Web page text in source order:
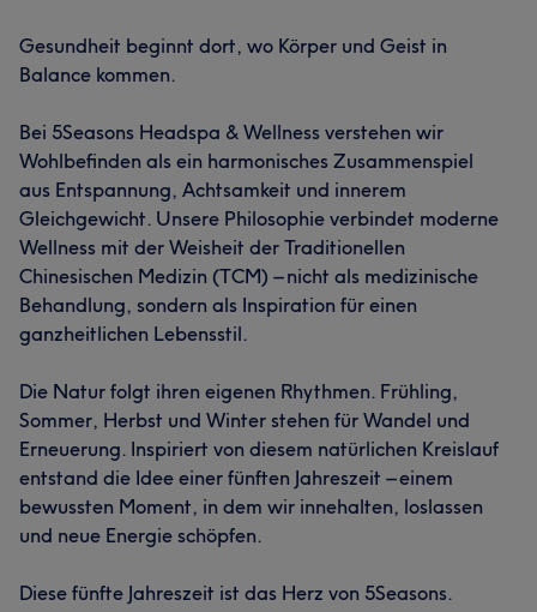
Gesundheit beginnt dort, wo Körper und Geist in
Balance kommen.
Bei 5Seasons Headspa & Wellness verstehen wir
Wohlbefinden als ein harmonisches Zusammenspiel
aus Entspannung, Achtsamkeit und innerem
Gleichgewicht. Unsere Philosophie verbindet moderne
Wellness mit der Weisheit der Traditionellen
Chinesischen Medizin (TCM) – nicht als medizinische
Behandlung, sondern als Inspiration für einen
ganzheitlichen Lebensstil.
Die Natur folgt ihren eigenen Rhythmen. Frühling,
Sommer, Herbst und Winter stehen für Wandel und
Erneuerung. Inspiriert von diesem natürlichen Kreislauf
entstand die Idee einer fünften Jahreszeit – einem
bewussten Moment, in dem wir innehalten, loslassen
und neue Energie schöpfen.
Diese fünfte Jahreszeit ist das Herz von 5Seasons.